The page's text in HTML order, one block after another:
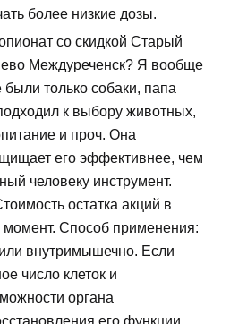
более низкие дозы.
со скидкой Старый
Междуреченск? Я вообще
только собаки, папа
к выбору животных,
и проч. Она
его эффективнее, чем
человеку инструмент.
остатка акций в
Способ применения:
внутримышечно. Если
число клеток и
органа
его функции,